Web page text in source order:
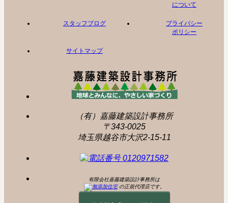
について
スタッフブログ
プライバシー
ポリシー
サイトマップ
（有）嘉藤建築設計事務所
〒343-0025
埼玉県越谷市大沢2-15-11
有限会社嘉藤建築設計事務所は
の正規代理店です。